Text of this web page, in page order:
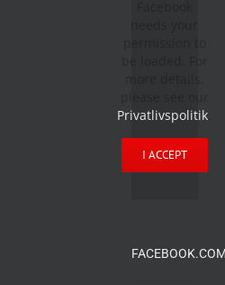
Privatlivspolitik
I ACCEPT